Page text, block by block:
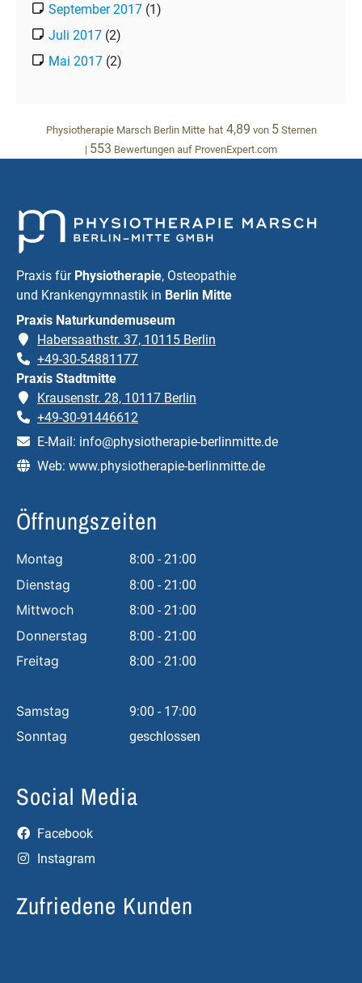
September 2017 (1)
Juli 2017 (2)
Mai 2017 (2)
Physiotherapie Marsch Berlin Mitte hat 4,89 von 5Sternen
| 553 Bewertungen auf ProvenExpert.com
Praxis für Physiotherapie, Osteopathie
und Krankengymnastik in Berlin Mitte
Praxis Naturkundemuseum
Habersaathstr. 37, 10115 Berlin
+49-30-54881177
Praxis Stadtmitte
Krausenstr. 28, 10117 Berlin
+49-30-91446612
E-Mail: info@physiotherapie-berlinmitte.de
Web: www.physiotherapie-berlinmitte.de
Öffnungszeiten
Montag 8:00 - 21:00
Dienstag 8:00 - 21:00
Mittwoch 8:00 - 21:00
Donnerstag 8:00 - 21:00
Freitag 8:00 - 21:00
Samstag 9:00 - 17:00
Sonntag geschlossen
Social Media
Facebook
Instagram
Zufriedene Kunden